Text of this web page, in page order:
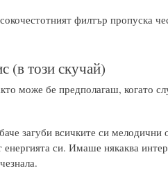
филтър пропуска
(в този скучай)
може бе предполагаш, когато
загуби всичките си
си. Имаше някаква